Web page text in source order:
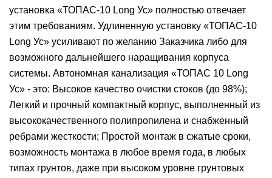
установка «ТОПАС-10 Long Ус» полностью отвечает
этим требованиям. Удлиненную установку «ТОПАС-10
Long Ус» усиливают по желанию Заказчика либо для
возможного дальнейшего наращивания корпуса
системы. Автономная канализация «ТОПАС 10 Long
Ус» - это: Высокое качество очистки стоков (до 98%);
Легкий и прочный компактный корпус, выполненный из
высококачественного полипропилена и снабженный
ребрами жесткости; Простой монтаж в сжатые сроки,
возможность монтажа в любое время года, в любых
типах грунтов, даже при высоком уровне грунтовых